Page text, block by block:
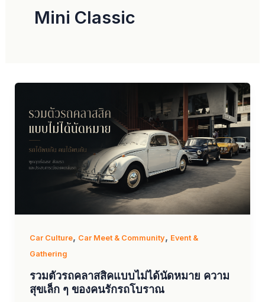
Mini Classic
Car Culture, Car Meet & Community, Event &
Gathering
รวมตัวรถคลาสสิคแบบไม่ได้นัดหมาย ความ
สุขเล็ก ๆ ของคนรักรถโบราณ